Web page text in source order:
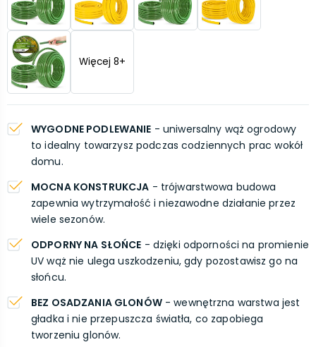
Więcej 8+
WYGODNE PODLEWANIE - uniwersalny wąż ogrodowy
to idealny towarzysz podczas codziennych prac wokół
domu.
MOCNA KONSTRUKCJA - trójwarstwowa budowa
zapewnia wytrzymałość i niezawodne działanie przez
wiele sezonów.
ODPORNY NA SŁOŃCE - dzięki odporności na promienie
UV wąż nie ulega uszkodzeniu, gdy pozostawisz go na
słońcu.
BEZ OSADZANIA GLONÓW- wewnętrzna warstwa jest
gładka i nie przepuszcza światła, co zapobiega
tworzeniu glonów.